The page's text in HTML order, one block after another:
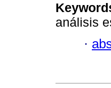
análisis
·